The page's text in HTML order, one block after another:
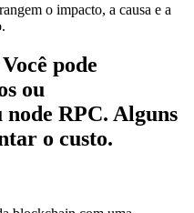
o impacto, a causa e a
Você pode
ou
node RPC. Alguns
o custo.